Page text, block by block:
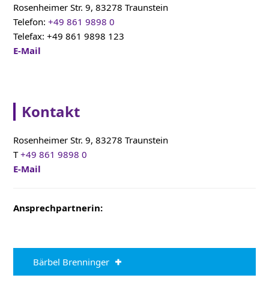
Rosenheimer Str. 9, 83278 Traunstein
Telefon:+49 861 9898 0
Telefax: +49 861 9898 123
E-Mail
Kontakt
Rosenheimer Str. 9, 83278 Traunstein
T+49 861 9898 0
E-Mail
Ansprechpartnerin:
Bärbel Brenninger